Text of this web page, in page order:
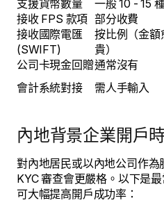
支援貨幣數量
一般 10 - 15
接收 FPS 款項 部分收費
接收國際電匯
(SWIFT)
按比例（金額
貴）
公司卡現金回贈通常沒有
會計系統對接
需人手輸入
內地背景企業開戶
對內地居民或以內地公司作
KYC 審查會更嚴格。以下是
可大幅提高開戶成功率：